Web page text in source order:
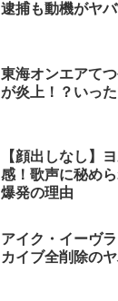
逮捕も動機がヤ
東海オンエアて
が炎上！？いっ
【顔出しなし】
感！歌声に秘め
爆発の理由
アイク・イーヴ
カイブ全削除の